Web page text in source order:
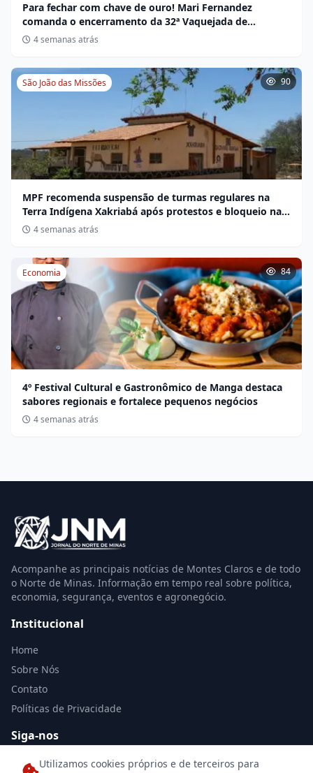
Para fechar com chave de ouro! Mari Fernandez
comanda o encerramento da 32ª Vaquejada de
Miravânia hoje
4 semanas atrás
São João das Missões 90
MPF recomenda suspensão de turmas regulares na
Terra Indígena Xakriabá após protestos e bloqueio na
BR-135
4 semanas atrás
Economia 84
4º Festival Cultural e Gastronômico de Manga destaca
sabores regionais e fortalece pequenos negócios
4 semanas atrás
Acompanhe as principais notícias de Montes Claros e de todo
o Norte de Minas. Informação em tempo real sobre política,
economia, segurança, eventos e agronegócio.
Institucional
Home
Sobre Nós
Contato
Políticas de Privacidade
Siga-nos
Utilizamos cookies próprios e de terceiros para